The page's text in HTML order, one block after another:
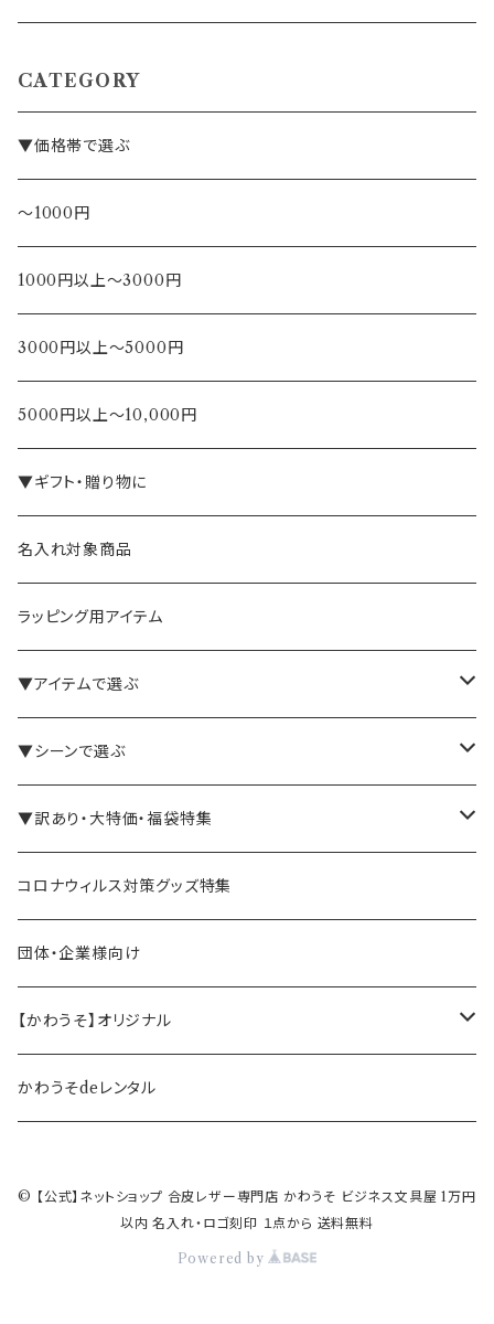
CATEGORY
▼価格帯で選ぶ
～1000円
1000円以上～3000円
3000円以上～5000円
5000円以上～10,000円
▼ギフト・贈り物に
名入れ対象商品
ラッピング用アイテム
▼アイテムで選ぶ
バインダー・メモパッド
手帳・ノート
ペン立て・収納ケース・トレイ
バッグ・かばん
▼シーンで選ぶ
テレワーク・在宅ワーク向け
司会・セミナー講師向け
営業マン向け
事務職の方向け
▼訳あり・大特価・福袋特集
アウトレット商品
福袋・まとめ買い
コロナウィルス対策グッズ特集
団体・企業様向け
【かわうそ】オリジナル
デザイナー
かわうそdeレンタル
© 【公式】ネットショップ 合皮レザー専門店 かわうそ ビジネス文具屋 1万円
以内 名入れ・ロゴ刻印 １点から 送料無料
Powered by